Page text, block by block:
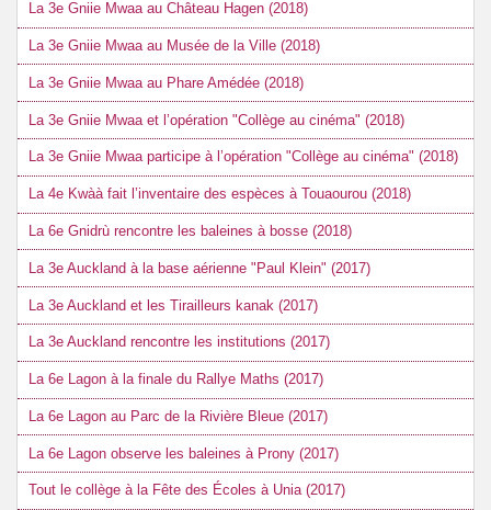
La 3e Gniie Mwaa au Château Hagen (2018)
La 3e Gniie Mwaa au Musée de la Ville (2018)
La 3e Gniie Mwaa au Phare Amédée (2018)
La 3e Gniie Mwaa et l’opération "Collège au cinéma" (2018)
La 3e Gniie Mwaa participe à l’opération "Collège au cinéma" (2018)
La 4e Kwàà fait l’inventaire des espèces à Touaourou (2018)
La 6e Gnidrù rencontre les baleines à bosse (2018)
La 3e Auckland à la base aérienne "Paul Klein" (2017)
La 3e Auckland et les Tirailleurs kanak (2017)
La 3e Auckland rencontre les institutions (2017)
La 6e Lagon à la finale du Rallye Maths (2017)
La 6e Lagon au Parc de la Rivière Bleue (2017)
La 6e Lagon observe les baleines à Prony (2017)
Tout le collège à la Fête des Écoles à Unia (2017)